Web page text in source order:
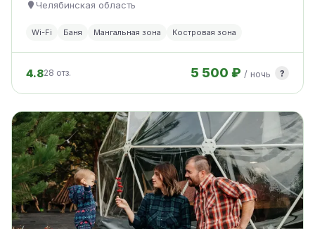
Челябинская область
Wi-Fi Баня Мангальная зона Костровая зона
4.828 отз. 5 500 ₽ / ночь ?